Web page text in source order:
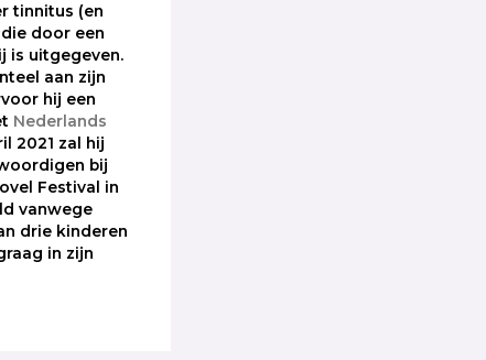
tinnitus (en
door een
is uitgegeven.
aan zijn
hij een
Nederlands
2021 zal hij
bij
Festival in
vanwege
drie kinderen
in zijn